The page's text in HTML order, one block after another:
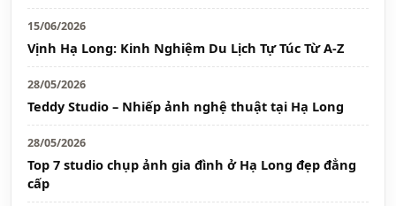
15/06/2026
Vịnh Hạ Long: Kinh Nghiệm Du Lịch Tự Túc Từ A-Z
28/05/2026
Teddy Studio – Nhiếp ảnh nghệ thuật tại Hạ Long
28/05/2026
Top 7 studio chụp ảnh gia đình ở Hạ Long đẹp đẳng
cấp